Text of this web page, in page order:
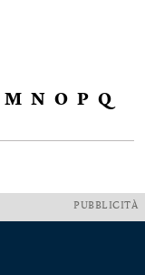
M N O P Q
PUBBLICITÀ